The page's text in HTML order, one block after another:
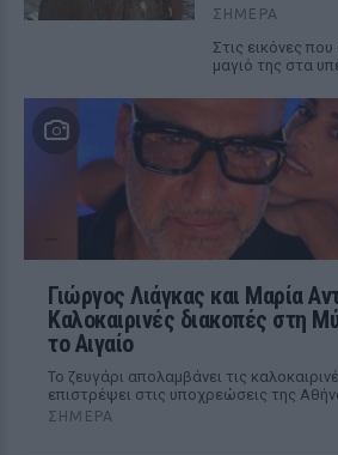
ΣΉΜΕΡΑ
Στις εικόνες
μαγιό της στα
Γιώργος Λιάγκας και Μαρία
Καλοκαιρινές διακοπές στη
το Αιγαίο
Το ζευγάρι απολαμβάνει τις
επιστρέψει στις υποχρεώσεις της
ΣΉΜΕΡΑ